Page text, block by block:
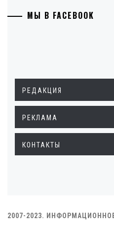
МЫ В FACEBOOK
РЕДАКЦИЯ
РЕКЛАМА
КОНТАКТЫ
2007-2023.